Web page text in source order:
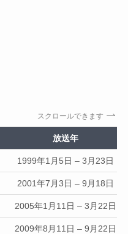
スクロールできます
放送年
1999年1月5日 – 3月23日
2001年7月3日 – 9月18日
2005年1月11日 – 3月22日
2009年8月11日 – 9月22日